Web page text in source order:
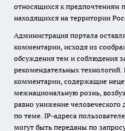
относящихся к предпочтениям
находящихся на территории
Администрация портала
комментарии, исходя из
обсуждения тем и соблюдения
рекомендательных технологий.
комментарии, содержащие
межнациональную рознь,
равно унижение
по теме. IP-адреса
могут быть переданы по